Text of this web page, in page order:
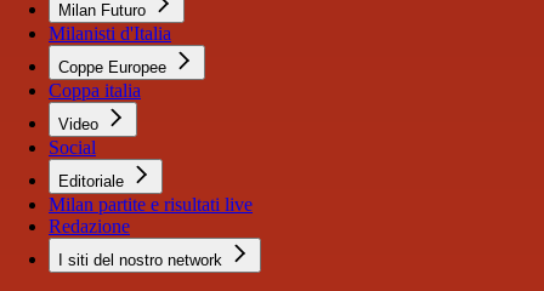
Milan Futuro
Milanisti d'Italia
Coppe Europee
Coppa italia
Video
Social
Editoriale
Milan partite e risultati live
Redazione
I siti del nostro network